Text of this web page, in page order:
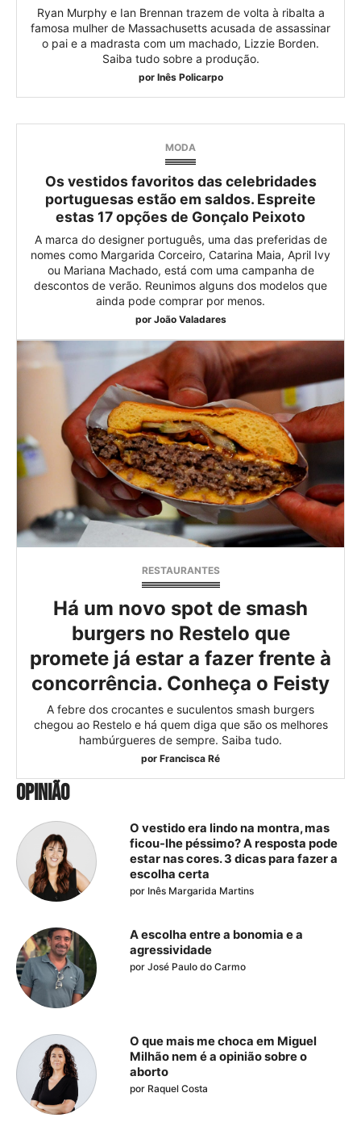
Ryan Murphy e Ian Brennan trazem de volta à ribalta a
famosa mulher de Massachusetts acusada de assassinar
o pai e a madrasta com um machado, Lizzie Borden.
Saiba tudo sobre a produção.
por Inês Policarpo
MODA
Os vestidos favoritos das celebridades
portuguesas estão em saldos. Espreite
estas 17 opções de Gonçalo Peixoto
A marca do designer português, uma das preferidas de
nomes como Margarida Corceiro, Catarina Maia, April Ivy
ou Mariana Machado, está com uma campanha de
descontos de verão. Reunimos alguns dos modelos que
ainda pode comprar por menos.
por João Valadares
RESTAURANTES
Há um novo spot de smash
burgers no Restelo que
promete já estar a fazer frente à
concorrência. Conheça o Feisty
A febre dos crocantes e suculentos smash burgers
chegou ao Restelo e há quem diga que são os melhores
hambúrgueres de sempre. Saiba tudo.
por Francisca Ré
OPINIÃO
O vestido era lindo na montra, mas
ficou-lhe péssimo? A resposta pode
estar nas cores. 3 dicas para fazer a
escolha certa
por Inês Margarida Martins
A escolha entre a bonomia e a
agressividade
por José Paulo do Carmo
O que mais me choca em Miguel
Milhão nem é a opinião sobre o
aborto
por Raquel Costa